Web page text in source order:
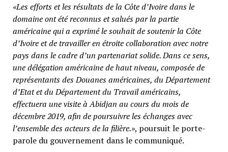
«Les efforts et les résultats de la Côte d’Ivoire dans le
domaine ont été reconnus et salués par la partie
américaine qui a exprimé le souhait de soutenir la Côte
d’Ivoire et de travailler en étroite collaboration avec notre
pays dans le cadre d’un partenariat solide. Dans ce sens,
une délégation américaine de haut niveau, composée de
représentants des Douanes américaines, du Département
d’Etat et du Département du Travail américains,
effectuera une visite à Abidjan au cours du mois de
décembre 2019, afin de poursuivre les échanges avec
l’ensemble des acteurs de la filière.», poursuit le porte-
parole du gouvernement dans le communiqué.